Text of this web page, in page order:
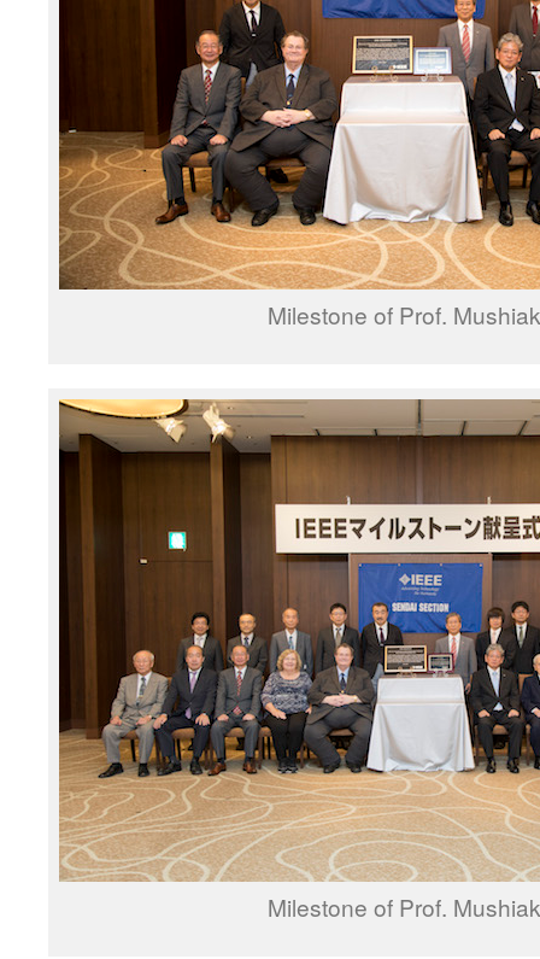
Milestone of Prof.
Milestone of Prof.